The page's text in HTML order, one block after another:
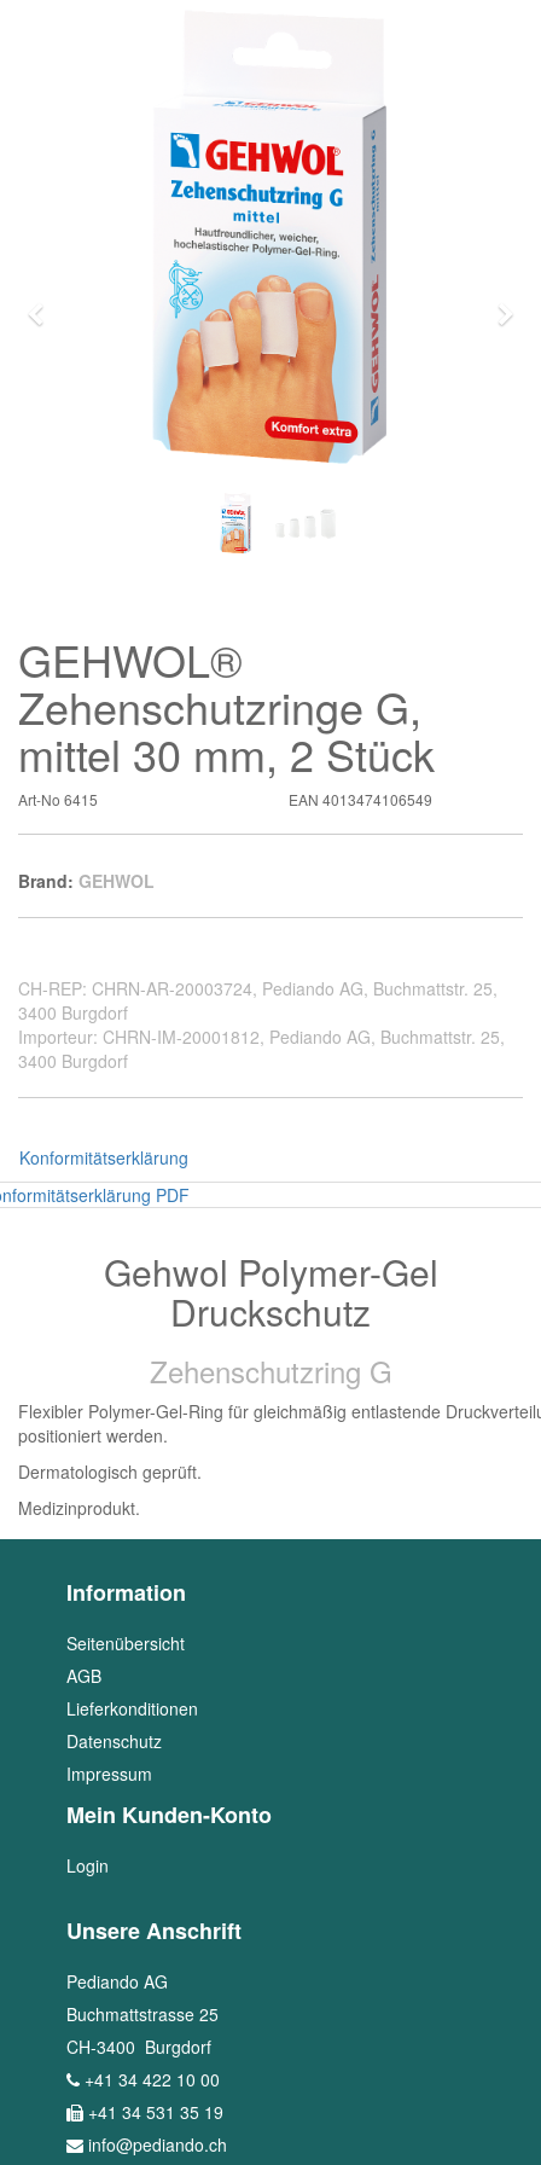
GEHWOL®
Zehenschutzringe G,
mittel 30 mm, 2 Stück
Art-No 6415 EAN 4013474106549
Brand: GEHWOL
CH-REP: CHRN-AR-20003724, Pediando AG, Buchmattstr. 25,
3400 Burgdorf
Importeur: CHRN-IM-20001812, Pediando AG, Buchmattstr. 25,
3400 Burgdorf
Konformitätserklärung
PDF
Gehwol Polymer-Gel
Druckschutz
Zehenschutzring G
Flexibler Polymer-Gel-Ring für gleichmäßig entlastende
positioniert werden.
Dermatologisch geprüft.
Medizinprodukt.
Information
Seitenübersicht
AGB
Lieferkonditionen
Datenschutz
Impressum
Mein Kunden-Konto
Login
Unsere Anschrift
Pediando AG
Buchmattstrasse 25
CH-3400 Burgdorf
+41 34 422 10 00
+41 34 531 35 19
info@pediando.ch